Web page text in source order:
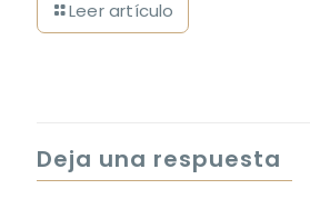
Deja una respuesta